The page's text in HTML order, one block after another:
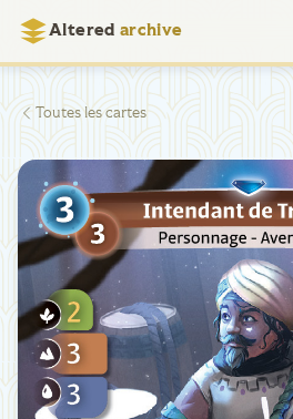
Altered archive
Toutes les cartes